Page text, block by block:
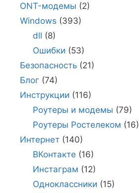
ONT-модемы (2)
Windows (393)
dll (8)
Ошибки (53)
Безопасность (21)
Блог (74)
Инструкции (116)
Роутеры и модемы (79)
Роутеры Ростелеком (16)
Интернет (140)
ВКонтакте (16)
Инстаграм (12)
Одноклассники (15)